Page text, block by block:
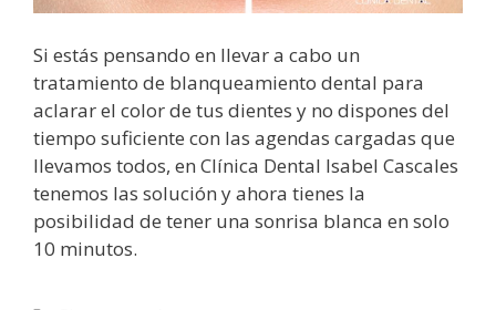
Si estás pensando en llevar a cabo un
tratamiento de blanqueamiento dental para
aclarar el color de tus dientes y no dispones del
tiempo suficiente con las agendas cargadas que
llevamos todos, en Clínica Dental Isabel Cascales
tenemos las solución y ahora tienes la
posibilidad de tener una sonrisa blanca en solo
10 minutos.